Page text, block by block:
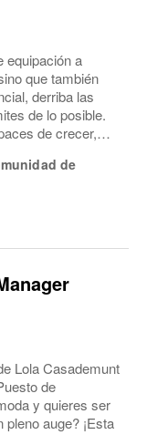
equipación a
que también
derriba las
de lo posible.
de crecer,
la diversidad y
de
Lola Casademunt
de
y quieres ser
auge? ¡Esta